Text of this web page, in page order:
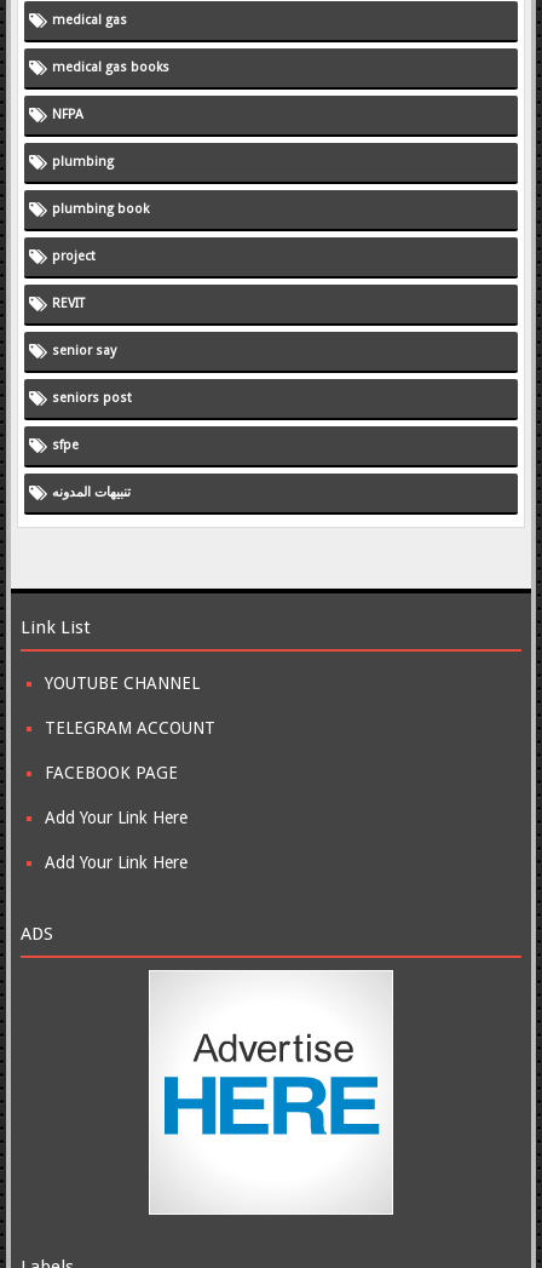
medical gas
medical gas books
NFPA
plumbing
plumbing book
project
REVIT
senior say
seniors post
sfpe
تنبيهات المدونه
Link List
YOUTUBE CHANNEL
TELEGRAM ACCOUNT
FACEBOOK PAGE
Add Your Link Here
Add Your Link Here
ADS